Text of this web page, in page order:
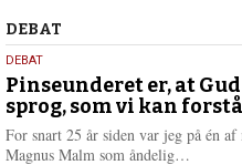
Debat
DEBAT
5.
august
2026
DEBAT
Pinseunderet er, at
sprog, som vi kan forstå
For snart 25 år siden var jeg på én
Magnus Malm som åndelig…